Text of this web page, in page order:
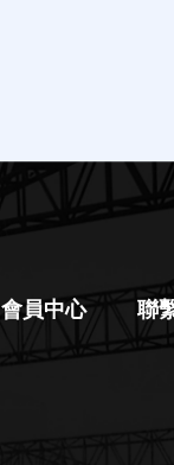
會員中心 聯